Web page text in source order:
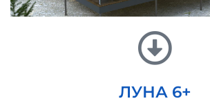
ЛУНА 6+